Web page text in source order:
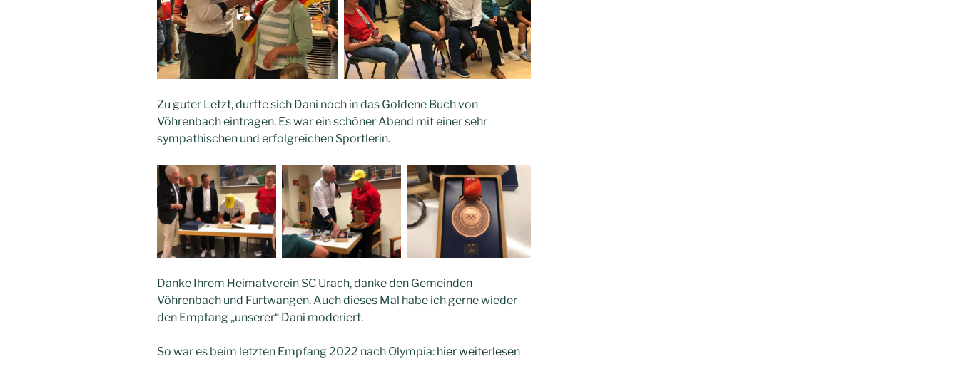
Zu guter Letzt, durfte sich Dani noch in das Goldene Buch von
Vöhrenbach eintragen. Es war ein schöner Abend mit einer sehr
sympathischen und erfolgreichen Sportlerin.
Danke Ihrem Heimatverein SC Urach, danke den Gemeinden
Vöhrenbach und Furtwangen. Auch dieses Mal habe ich gerne wieder
den Empfang „unserer“ Dani moderiert.
So war es beim letzten Empfang 2022 nach Olympia: hier weiterlesen